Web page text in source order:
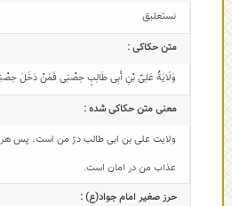
نستعلیق
متن حکاکی :
وَلَایَةُ عَلِیِّ بْنِ أَبِی طَالِبٍ حِصْنِی فَمَنْ دَخَلَ
معنی متن حکاکی شده :
ولايت على بن ابى طالب دژ من است، پس
عذاب من در امان است.
حرز صغیر امام جواد(ع) :